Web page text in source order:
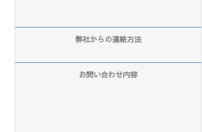
弊社からの連絡方法
お問い合わせ内容